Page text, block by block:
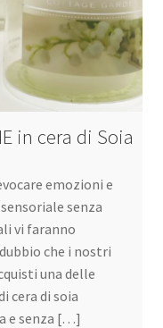
in cera di Soia
emozioni e
senza
vi faranno
che i nostri
una delle
cera di soia
e senza […]